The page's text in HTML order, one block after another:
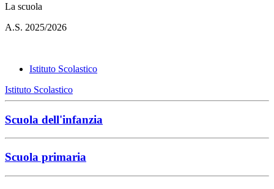
La scuola
A.S. 2025/2026
Istituto Scolastico
Istituto Scolastico
Scuola dell'infanzia
Scuola primaria